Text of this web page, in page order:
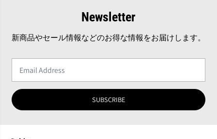
Newsletter
新商品やセール情報などのお得な情報をお届けします。
SUBSCRIBE